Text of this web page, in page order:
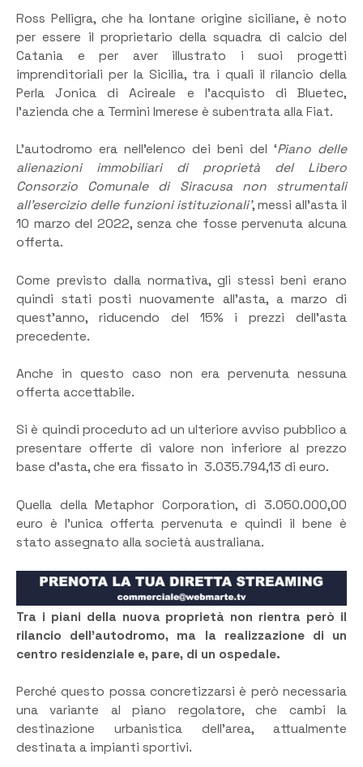
Ross Pelligra, che ha lontane origine siciliane, è noto
per essere il proprietario della squadra di calcio del
Catania e per aver illustrato i suoi progetti
imprenditoriali per la Sicilia, tra i quali il rilancio della
Perla Jonica di Acireale e l’acquisto di Bluetec,
l’azienda che a Termini Imerese è subentrata alla Fiat.
L’autodromo era nell’elenco dei beni del ‘Piano delle
alienazioni immobiliari di proprietà del Libero
Consorzio Comunale di Siracusa non strumentali
all’esercizio delle funzioni istituzionali’, messi all’asta il
10 marzo del 2022, senza che fosse pervenuta alcuna
offerta.
Come previsto dalla normativa, gli stessi beni erano
quindi stati posti nuovamente all’asta, a marzo di
quest’anno, riducendo del 15% i prezzi dell’asta
precedente.
Anche in questo caso non era pervenuta nessuna
offerta accettabile.
Si è quindi proceduto ad un ulteriore avviso pubblico a
presentare offerte di valore non inferiore al prezzo
base d’asta, che era fissato in 3.035.794,13 di euro.
Quella della Metaphor Corporation, di 3.050.000,00
euro è l’unica offerta pervenuta e quindi il bene è
stato assegnato alla società australiana.
Tra i piani della nuova proprietà non rientra però il
rilancio dell’autodromo, ma la realizzazione di un
centro residenziale e, pare, di un ospedale.
Perché questo possa concretizzarsi è però necessaria
una variante al piano regolatore, che cambi la
destinazione urbanistica dell’area, attualmente
destinata a impianti sportivi.